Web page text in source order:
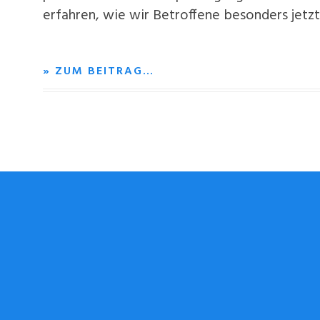
erfahren, wie wir Betroffene besonders
» ZUM BEITRAG…